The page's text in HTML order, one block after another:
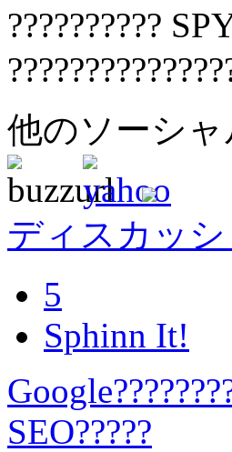
??????????
他のソーシ
ディスカッ
5
Sphinn It!
SEO?????